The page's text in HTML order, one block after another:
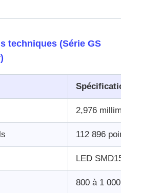
techniques (Série GS
Spécification
2,976
112 896 points/
LED SMD1515
800 à 1 000